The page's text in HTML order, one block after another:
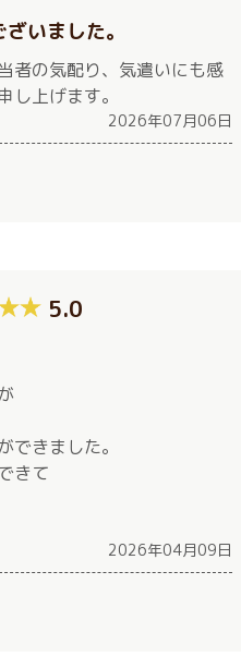
いました。
者の気配り、気遣いにも感
し上げます。
2026年07月06日
5.0
できました。
きて
2026年04月09日